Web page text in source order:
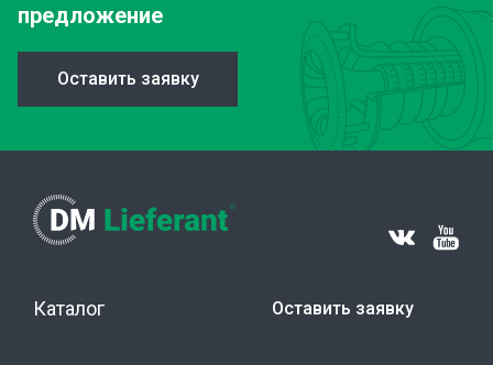
предложение
Оставить заявку
Каталог Оставить заявку